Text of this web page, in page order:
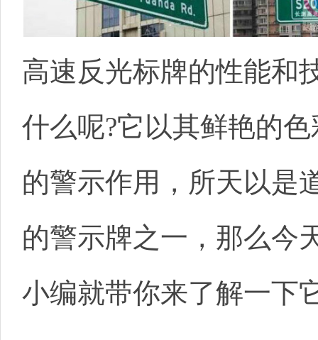
高速反光标牌的性能和
什么呢?它以其鲜艳的
的警示作用，所天以是
的警示牌之一，那么今
小编就带你来了解一下